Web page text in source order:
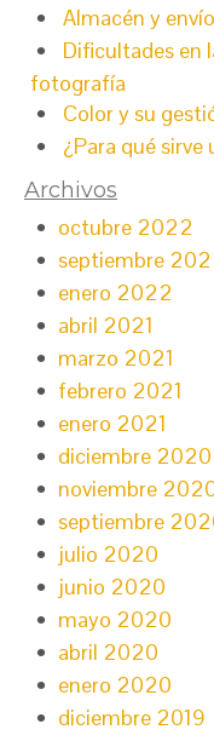
Almacén y envío
Dificultades en
fotografía
Color y su
¿Para qué sirve
Archivos
octubre 2022
septiembre
enero 2022
abril 2021
marzo 2021
febrero 2021
enero 2021
diciembre 2020
noviembre
septiembre
julio 2020
junio 2020
mayo 2020
abril 2020
enero 2020
diciembre 2019